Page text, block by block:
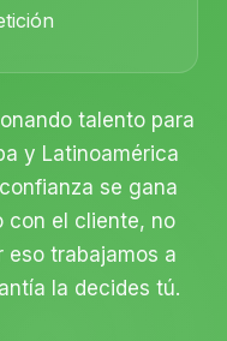
talento para
y Latinoamérica
se gana
con el cliente, no
eso trabajamos a
la decides tú.